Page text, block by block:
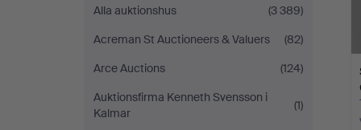
Alla auktionshus
(3 389)
Acreman St Auctioneers & Valuers
(82)
Arce Auctions
(124)
Auktionsfirma Kenneth Svensson i
Kalmar
(1)